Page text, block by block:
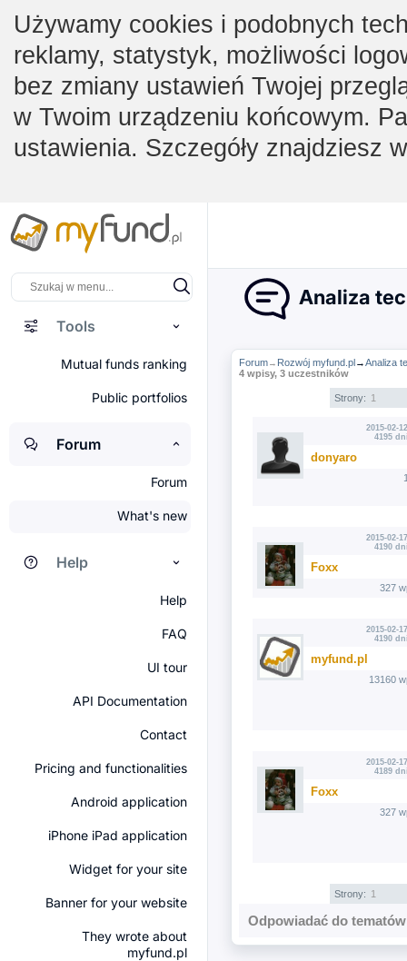
Używamy cookies i podobnych
reklamy, statystyk, możliwości
bez zmiany ustawień Twojej
w Twoim urządzeniu końcowym.
ustawienia. Szczegóły znajdziesz
Tools
Mutual funds ranking
Public portfolios
Forum
Forum
What's new
Help
Help
FAQ
UI tour
API Documentation
Contact
Pricing and functionalities
Android application
iPhone iPad application
Widget for your site
Banner for your website
They wrote about
myfund.pl
Analiza
Forum→ Rozwój myfund.pl→Analiza
4 wpisy, 3 uczestników
Strony: 1
2015-02-
4195
donyaro
2015-02-
4190
Foxx
327
2015-02-
4190
myfund.pl
13160
2015-02-
4189
Foxx
327
Strony: 1
Odpowiadać do